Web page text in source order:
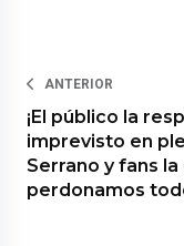
ANTERIOR
¡El público la
imprevisto en
Serrano y fans
perdonamos